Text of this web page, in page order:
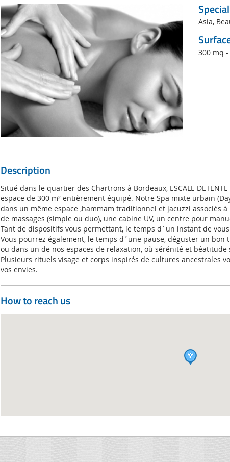
Asia,
300 mq -
Description
Situé dans le quartier des Chartrons à Bordeaux, ESCALE
espace de 300 m² entièrement équipé. Notre Spa mixte urbain
dans un même espace ,hammam traditionnel et jacuzzi associés
de massages (simple ou duo), une cabine UV, un centre pour
Tant de dispositifs vous permettant, le temps d´un instant de
Vous pourrez également, le temps d´une pause, déguster un
ou dans un de nos espaces de relaxation, où sérénité et béatitude
Plusieurs rituels visage et corps inspirés de cultures ancestrales
vos envies.
How to reach us